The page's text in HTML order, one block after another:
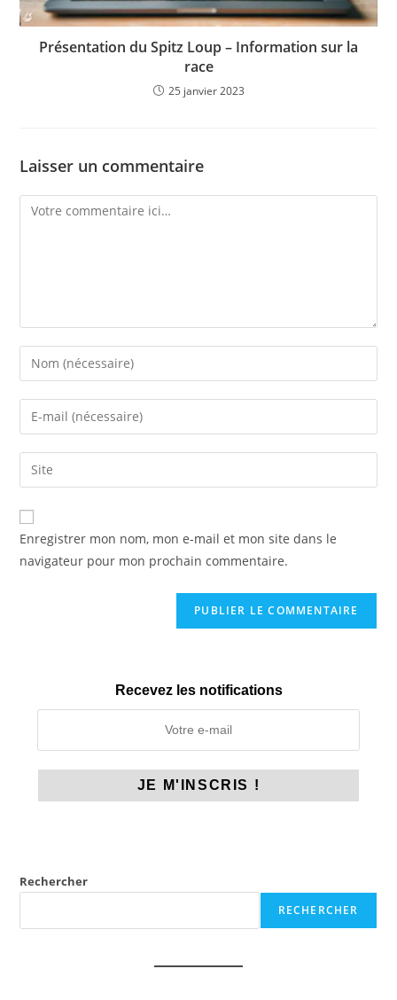
Présentation du Spitz Loup – Information sur la
race
25 janvier 2023
Laisser un commentaire
Comment
Enter
your
name
comment
Enter
your
email
address
comment
Saisir
l’URL
de
votre
(facultatif)
Enregistrer mon nom, mon e-mail et mon site dans le
navigateur pour mon prochain commentaire.
Recevez les notifications
Rechercher
RECHERCHER